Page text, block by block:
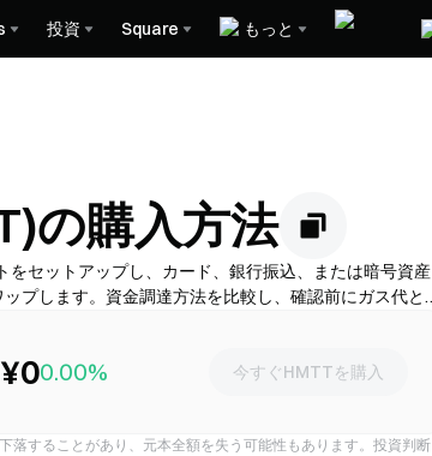
投資 Square もっと
の購入方法
セットアップし、カード、銀行振込、または暗号資産
プします。資金調達方法を比較し、確認前にガス代と
¥00.00% 今すぐHMTTを購入
落することがあり、元本全額を失う可能性もあります。投資判断